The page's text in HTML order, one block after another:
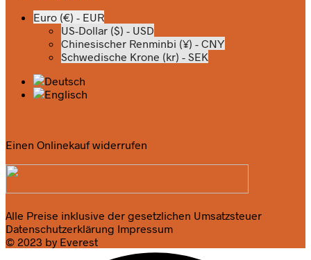
Euro (€) - EUR
US-Dollar ($) - USD
Chinesischer Renminbi (¥) - CNY
Schwedische Krone (kr) - SEK
Einen Onlinekauf widerrufen
Alle Preise inklusive der gesetzlichen Umsatzsteuer
Datenschutzerklärung Impressum
© 2023 by Everest